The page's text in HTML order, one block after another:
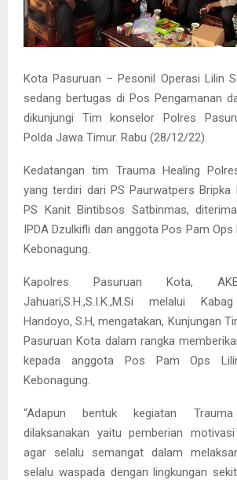
Kota Pasuruan – Pesonil Operasi Lilin
sedang bertugas di Pos Pengamanan
dikunjungi Tim konselor Polres
Polda Jawa Timur. Rabu (28/12/22).
Kedatangan tim Trauma Healing
yang terdiri dari PS Paurwatpers Bripka
PS Kanit Bintibsos Satbinmas,
IPDA Dzulkifli dan anggota Pos Pam Ops
Kebonagung.
Kapolres Pasuruan Kota,
Jahuari,S.H.,S.I.K.,M.Si melalui
Handoyo, S.H, mengatakan, Kunjungan
Pasuruan Kota dalam rangka
kepada anggota Pos Pam Ops
Kebonagung.
“Adapun bentuk kegiatan
dilaksanakan yaitu pemberian
agar selalu semangat dalam
selalu waspada dengan lingkungan